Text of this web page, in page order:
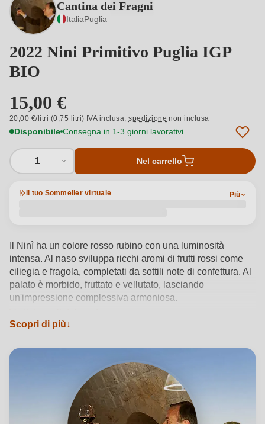
Cantina dei Fragni
ItaliaPuglia
2022 Nini Primitivo Puglia IGP
BIO
15,00 €
20,00 €/litri (0,75 litri) IVA inclusa,spedizione non inclusa
Disponibile Consegna in 1-3 giorni lavorativi
1 Nel carrello
Il tuo Sommelier virtuale Più
Il Ninì ha un colore rosso rubino con una luminosità
intensa. Al naso sviluppa ricchi aromi di frutti rossi come
ciliegia e fragola, completati da sottili note di confettura. Al
palato è morbido, fruttato e vellutato, lasciando
un'impressione complessiva armoniosa.
Scopri di più